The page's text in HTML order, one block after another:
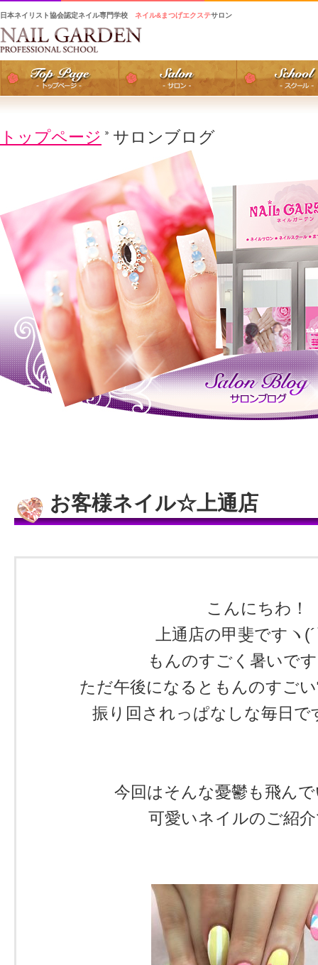
日本ネイリスト協会認定ネイル専門学校 ネイル&まつげエクステサロン
トップページ サロンブログ
お客様ネイル☆上通店
こんにちわ！
上通店の甲斐ですヽ
もんのすごく暑いで
ただ午後になるともんのすご
振り回されっぱなしな毎日
今回はそんな憂鬱も飛ん
可愛いネイルのご紹